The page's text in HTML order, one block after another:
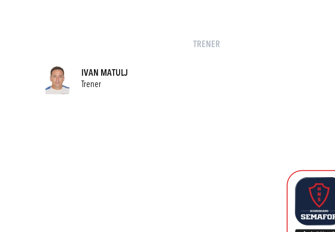
TRENER
IVAN MATULJ
Trener